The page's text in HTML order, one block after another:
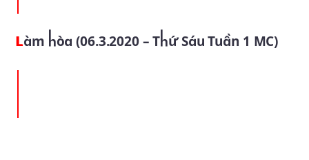
Làm hòa (06.3.2020 – Thứ Sáu Tuần 1 MC)